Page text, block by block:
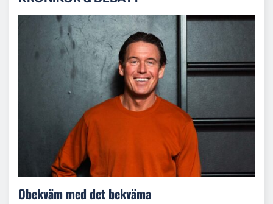
Obekväm med det bekväma